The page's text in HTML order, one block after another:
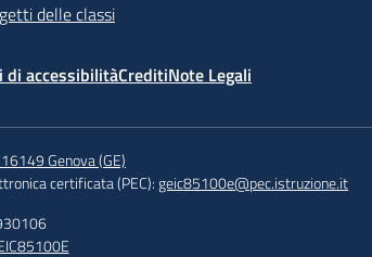
delle classi
di accessibilitàCreditiNote Legali
Genova (GE)
certificata (PEC):geic85100e@pec.istruzione.it